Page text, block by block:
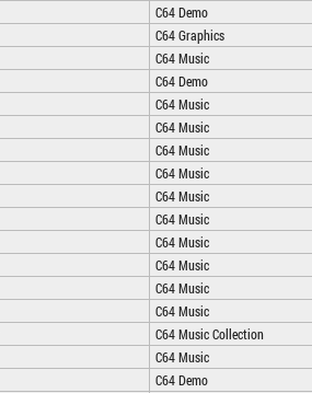
C64 Demo
C64 Graphics
C64 Music
C64 Demo
C64 Music
C64 Music
C64 Music
C64 Music
C64 Music
C64 Music
C64 Music
C64 Music
C64 Music
C64 Music
C64 Music Collection
C64 Music
C64 Demo